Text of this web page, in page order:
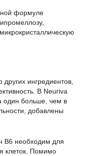
формуле
других ингредиентов,
В Neuriva
один больше, чем в
добавлены
B6 необходим для
клеток. Помимо